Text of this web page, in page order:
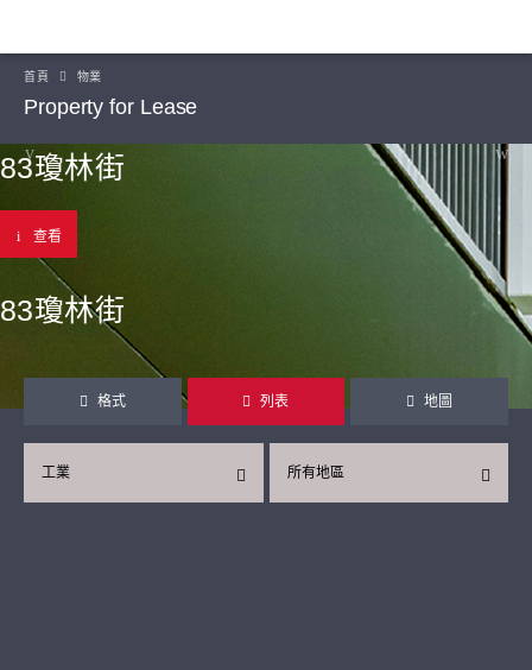
首頁 物業
Property for Lease
83瓊林街
查看
83瓊林街
格式 列表 地圖
所有地區
工業